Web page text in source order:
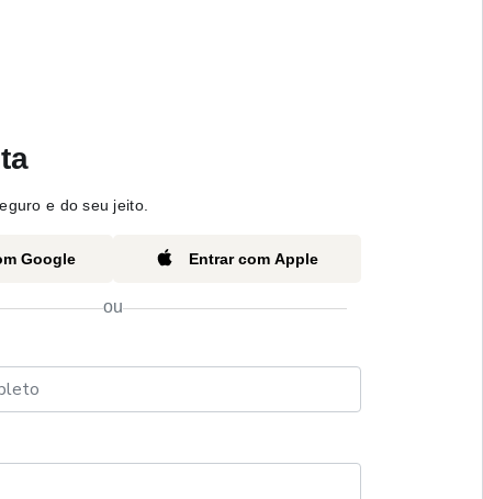
e do seu jeito.
Google Entrar com Apple
ou